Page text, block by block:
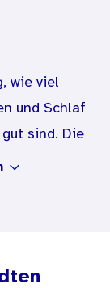
wie viel
und Schlaf
sind. Die